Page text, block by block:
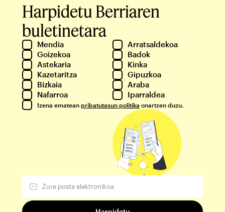
Harpidetu Berriaren
buletinetara
Mendia
Arratsaldekoa
Goizekoa
Badok
Astekaria
Kinka
Kazetaritza
Gipuzkoa
Bizkaia
Araba
Nafarroa
Iparraldea
Izena ematean pribatutasun politika onartzen duzu.